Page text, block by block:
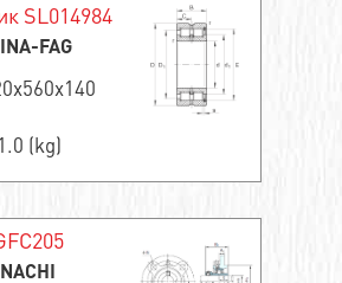
SL014984
FAG
(kg)